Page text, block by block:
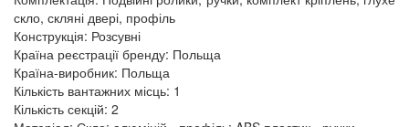
скло, скляні двері, профіль
Конструкція: Розсувні
Країна реєстрації бренду: Польща
Країна-виробник: Польща
Кількість вантажних місць: 1
Кількість секцій: 2